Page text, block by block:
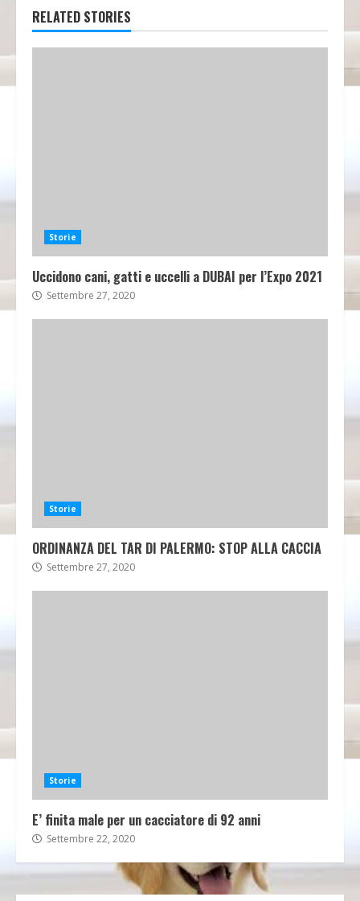
RELATED STORIES
Storie
Uccidono cani, gatti e uccelli a DUBAI per l’Expo 2021
Settembre 27, 2020
Storie
ORDINANZA DEL TAR DI PALERMO: STOP ALLA CACCIA
Settembre 27, 2020
Storie
E’ finita male per un cacciatore di 92 anni
Settembre 22, 2020